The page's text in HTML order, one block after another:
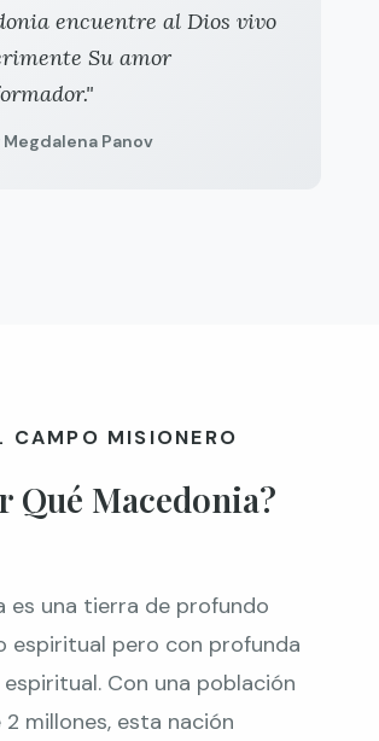
encuentre al Dios vivo
Su amor
Megdalena Panov
CAMPO MISIONERO
Qué Macedonia?
es una tierra de profundo
espiritual pero con profunda
Con una población
millones, esta nación